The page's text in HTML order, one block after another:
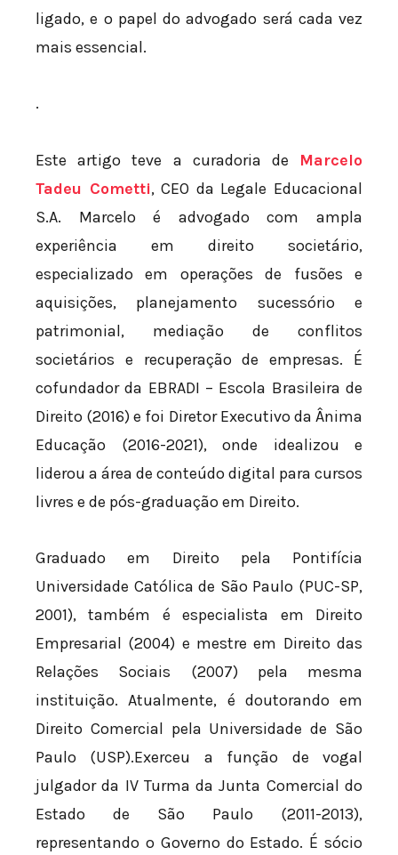
ligado, e o papel do advogado será cada vez
mais essencial.
.
Este artigo teve a curadoria de Marcelo
Tadeu Cometti, CEO da Legale Educacional
S.A. Marcelo é advogado com ampla
experiência em direito societário,
especializado em operações de fusões e
aquisições, planejamento sucessório e
patrimonial, mediação de conflitos
societários e recuperação de empresas. É
cofundador da EBRADI – Escola Brasileira de
Direito (2016) e foi Diretor Executivo da Ânima
Educação (2016-2021), onde idealizou e
liderou a área de conteúdo digital para cursos
livres e de pós-graduação em Direito.
Graduado em Direito pela Pontifícia
Universidade Católica de São Paulo (PUC-SP,
2001), também é especialista em Direito
Empresarial (2004) e mestre em Direito das
Relações Sociais (2007) pela mesma
instituição. Atualmente, é doutorando em
Direito Comercial pela Universidade de São
Paulo (USP).Exerceu a função de vogal
julgador da IV Turma da Junta Comercial do
Estado de São Paulo (2011-2013),
representando o Governo do Estado. É sócio